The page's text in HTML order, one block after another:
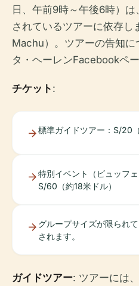
日、午前9時～午後6時）
されているツアーに依存し
Machu）。ツアーの告知に
タ・ヘーレンFacebookペ
チケット :
標準ガイドツアー：S/20
特別イベント（ビュッフ
S/60（約18米ドル）
グループサイズが限られ
されます。
ガイドツアー: ツアーには